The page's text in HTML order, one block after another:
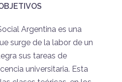
Argentina es una
surge de la labor de un
sus tareas de
universitaria. Esta